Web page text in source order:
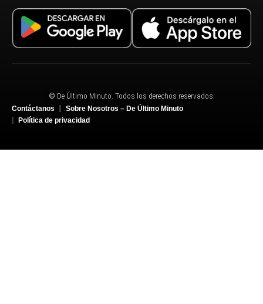
© De Último Minuto. Todos los derechos reservados.
Contáctanos
Sobre Nosotros – De Último Minuto
Política de privacidad